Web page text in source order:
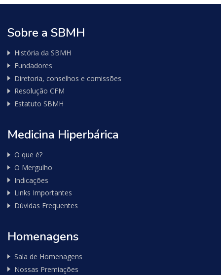
Sobre a SBMH
História da SBMH
Fundadores
Diretoria, conselhos e comissões
Resolução CFM
Estatuto SBMH
Medicina Hiperbárica
O que é?
O Mergulho
Indicações
Links Importantes
Dúvidas Frequentes
Homenagens
Sala de Homenagens
Nossas Premiações